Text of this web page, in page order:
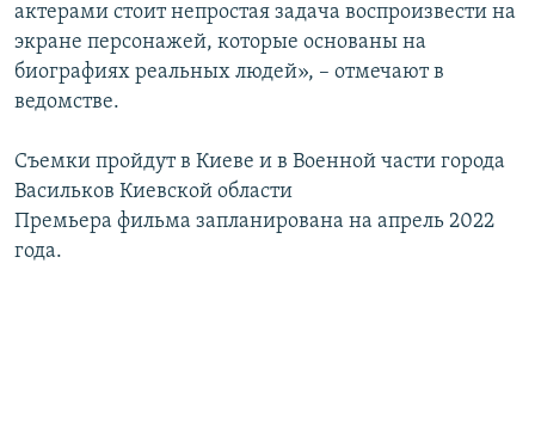
актерами стоит непростая задача воспроизвести на
экране персонажей, которые основаны на
биографиях реальных людей», – отмечают в
ведомстве.
Съемки пройдут в Киеве и в Военной части города
Васильков Киевской области
Премьера фильма запланирована на апрель 2022
года.